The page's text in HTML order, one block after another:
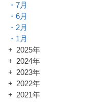
7月
6月
2月
1月
2025年
2024年
2023年
2022年
2021年